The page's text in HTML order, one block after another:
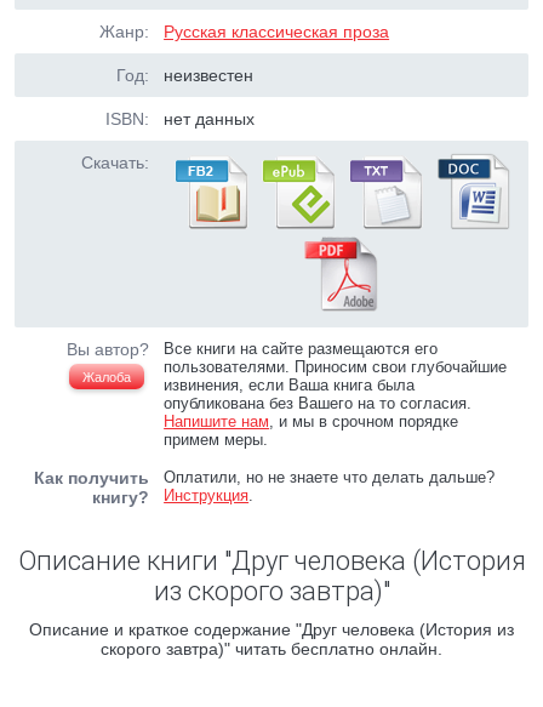
Жанр: Русская классическая проза
Год: неизвестен
ISBN: нет данных
Скачать:
Вы автор?
Жалоба
Все книги на сайте размещаются его
пользователями. Приносим свои глубочайшие
извинения, если Ваша книга была
опубликована без Вашего на то согласия.
Напишите нам, и мы в срочном порядке
примем меры.
Как получить
книгу?
Оплатили, но не знаете что делать дальше?
Инструкция.
Описание книги "Друг человека (История
из скорого завтра)"
Описание и краткое содержание "Друг человека (История из
скорого завтра)" читать бесплатно онлайн.